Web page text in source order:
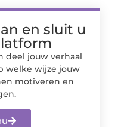
en sluit u
deel jouw verhaal
welke wijze jouw
motiveren en